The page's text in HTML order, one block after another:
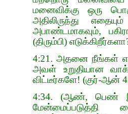
மனைவிக்கு ஒரு
அதிலிருந்து
அபாண்டமாகவும்,
(திரும்பி)
4:21. அதனை நீங்கள்
அவள் உறுதியான
விட்டீர்களே! (குர்-ஆன்
4:34. (ஆண், பெண்
மேன்மைப்படுத்தி